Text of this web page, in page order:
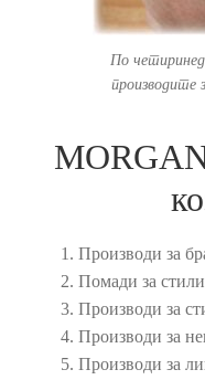
По
производите
Производи за
Помади за
Производи за
Производи за
Производи за